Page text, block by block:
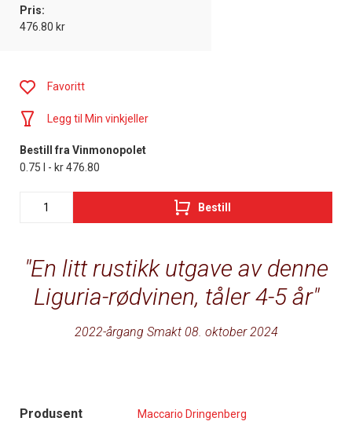
Pris:
476.80 kr
En litt rustikk utgave av denne
Liguria-rødvinen, tåler 4-5 år
2022-årgang Smakt 08. oktober 2024
Produsent Maccario Dringenberg
Favoritt
Legg til Min vinkjeller
Bestill fra Vinmonopolet
0.75 l - kr 476.80
Bestill